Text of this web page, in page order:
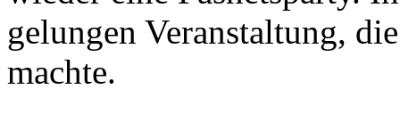
gelungen Veranstaltung,
machte.